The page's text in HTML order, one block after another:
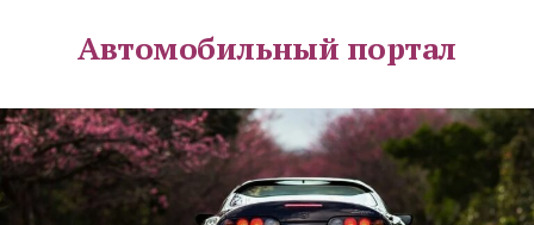
Автомобильный портал